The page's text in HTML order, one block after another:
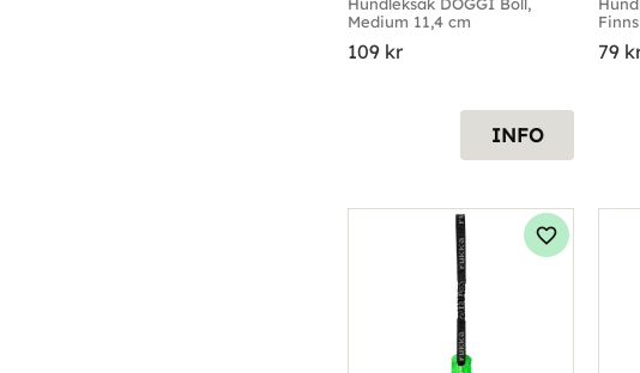
Medium 11,4 cm
109 kr
INFO
79
Lägg till i